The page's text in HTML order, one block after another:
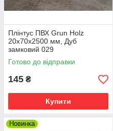
Плінтус ПВХ Grun Holz
20x70x2500 мм, Дуб
замковий 029
Готово до відправки
145 ₴
Купити
Новинка